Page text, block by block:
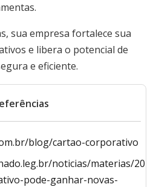
sua empresa fortalece sua
e libera o potencial de
e eficiente.
blog/cartao-corporativo
noticias/materias/
pode-ganhar-novas-